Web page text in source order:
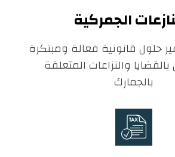
الجمركية
حلول قانونية فعالة ومبتكرة
والنزاعات المتعلقة
بالجمارك